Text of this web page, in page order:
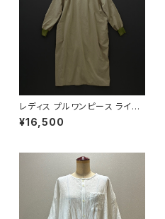
レディス プルワンピース ライト
カーキ
¥16,500